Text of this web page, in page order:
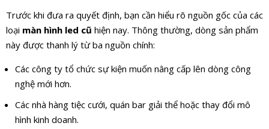
Trước khi đưa ra quyết định, bạn cần hiểu rõ nguồn gốc của các
loại màn hình led cũ hiện nay. Thông thường, dòng sản phẩm
này được thanh lý từ ba nguồn chính:
Các công ty tổ chức sự kiện muốn nâng cấp lên dòng công
nghệ mới hơn.
Các nhà hàng tiệc cưới, quán bar giải thể hoặc thay đổi mô
hình kinh doanh.